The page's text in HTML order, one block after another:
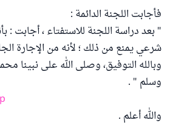
فأجابت اللجنة الدائمة :
" بعد دراسة اللجنة للاستفتاء ، أجابت :
شرعي يمنع من ذلك ؛ لأنه من الإجارة
وبالله التوفيق، وصلى الله على نبينا
وسلم " .
والله أعلم .